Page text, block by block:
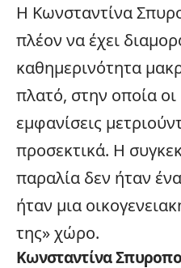
Η Κωνσταντίνα
πλέον να έχει
καθημερινότητα
πλατό, στην οποία οι
εμφανίσεις
προσεκτικά. Η
παραλία δεν ήταν
ήταν μια
της» χώρο.
Κωνσταντίνα